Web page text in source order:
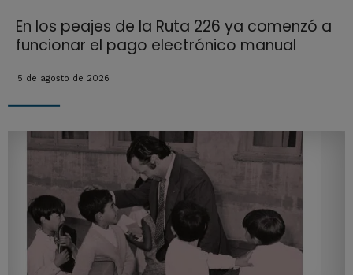
En los peajes de la Ruta 226 ya comenzó a
funcionar el pago electrónico manual
5 de agosto de 2026